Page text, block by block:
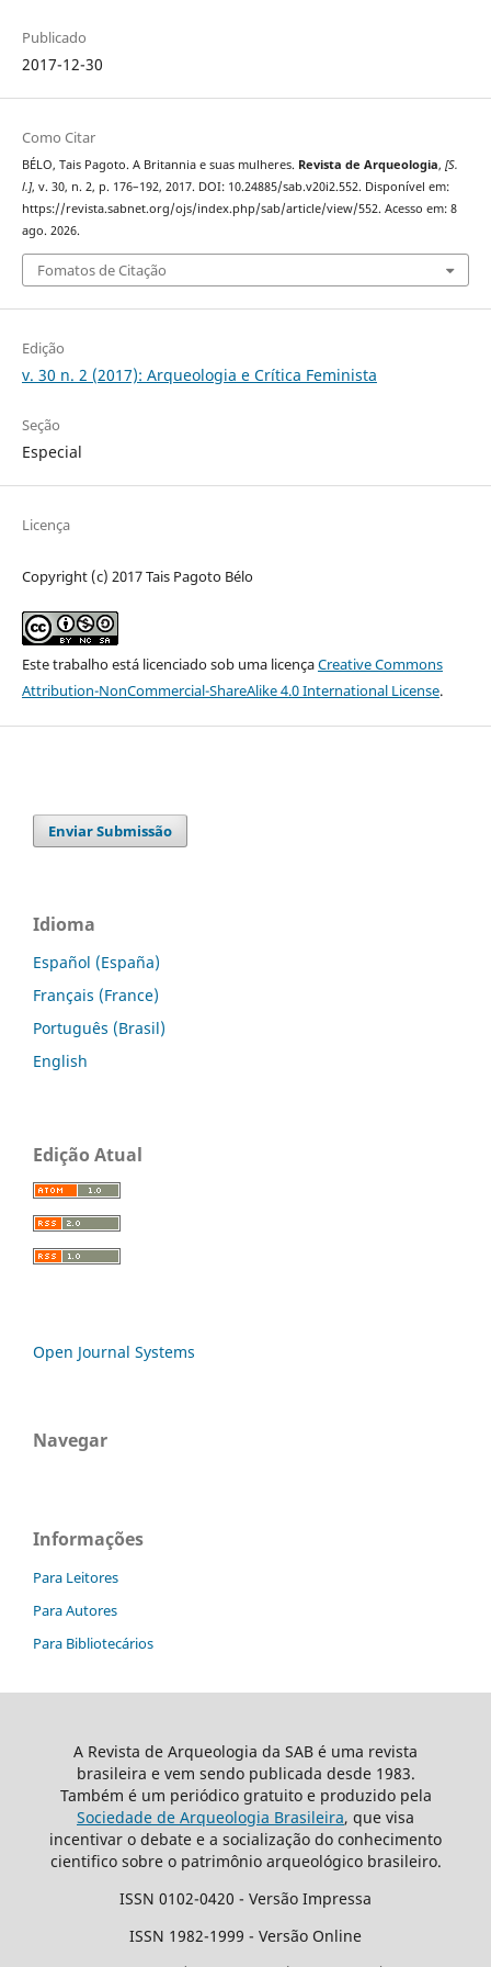
Publicado
2017-12-30
Como Citar
BÉLO, Tais Pagoto. A Britannia e suas mulheres. Revista de Arqueologia, [S.
l.], v. 30, n. 2, p. 176–192, 2017. DOI: 10.24885/sab.v20i2.552. Disponível em:
https://revista.sabnet.org/ojs/index.php/sab/article/view/552. Acesso em: 8
ago. 2026.
Fomatos de Citação
Edição
v. 30 n. 2 (2017): Arqueologia e Crítica Feminista
Seção
Especial
Licença
Copyright (c) 2017 Tais Pagoto Bélo
Este trabalho está licenciado sob uma licençaCreative Commons
Attribution-NonCommercial-ShareAlike 4.0 International License.
Enviar Submissão
Idioma
Español (España)
Français (France)
Português (Brasil)
English
Edição Atual
Open Journal Systems
Navegar
Informações
Para Leitores
Para Autores
Para Bibliotecários
A Revista de Arqueologia da SAB é uma revista
brasileira e vem sendo publicada desde 1983.
Também é um periódico gratuito e produzido pela
Sociedade de Arqueologia Brasileira, que visa
incentivar o debate e a socialização do conhecimento
cientifico sobre o patrimônio arqueológico brasileiro.
ISSN 0102-0420 - Versão Impressa
ISSN 1982-1999 - Versão Online